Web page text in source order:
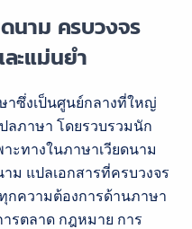
นาม ครบวงจร
ะแม่นยำ
าซึ่งเป็นศูนย์กลางที่ใหญ่
ลภาษา โดยรวบรวมนัก
ะทางในภาษาเวียดนาม
ม แปลเอกสารที่ครบวงจร
ความต้องการด้านภาษา
รตลาด กฎหมาย การ